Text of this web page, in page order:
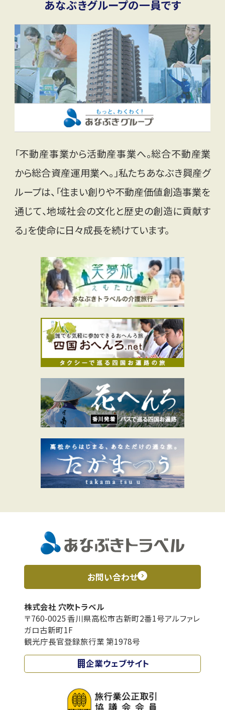
あなぶきグループの一員です
「不動産事業から活動産事業へ。総合不動産業
から総合資産運用業へ。」私たちあなぶき興産グ
ループは、「住まい創りや不動産価値創造事業を
通じて、地域社会の文化と歴史の創造に貢献す
る」を使命に日々成長を続けています。
お問い合わせ
株式会社 穴吹トラベル
〒760-0025 香川県高松市古新町2番1号アルファレ
ガロ古新町1F
観光庁長官登録旅行業 第1978号
企業ウェブサイト